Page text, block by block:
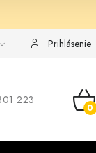
formouPrihlásenie
223